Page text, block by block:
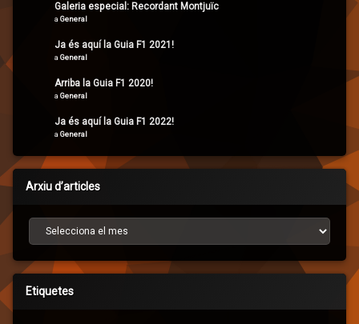
Galeria especial: Recordant Montjuïc
a General
Ja és aquí la Guia F1 2021!
a General
Arriba la Guia F1 2020!
a General
Ja és aquí la Guia F1 2022!
a General
Arxiu d’articles
Arxiu d’articles
Etiquetes